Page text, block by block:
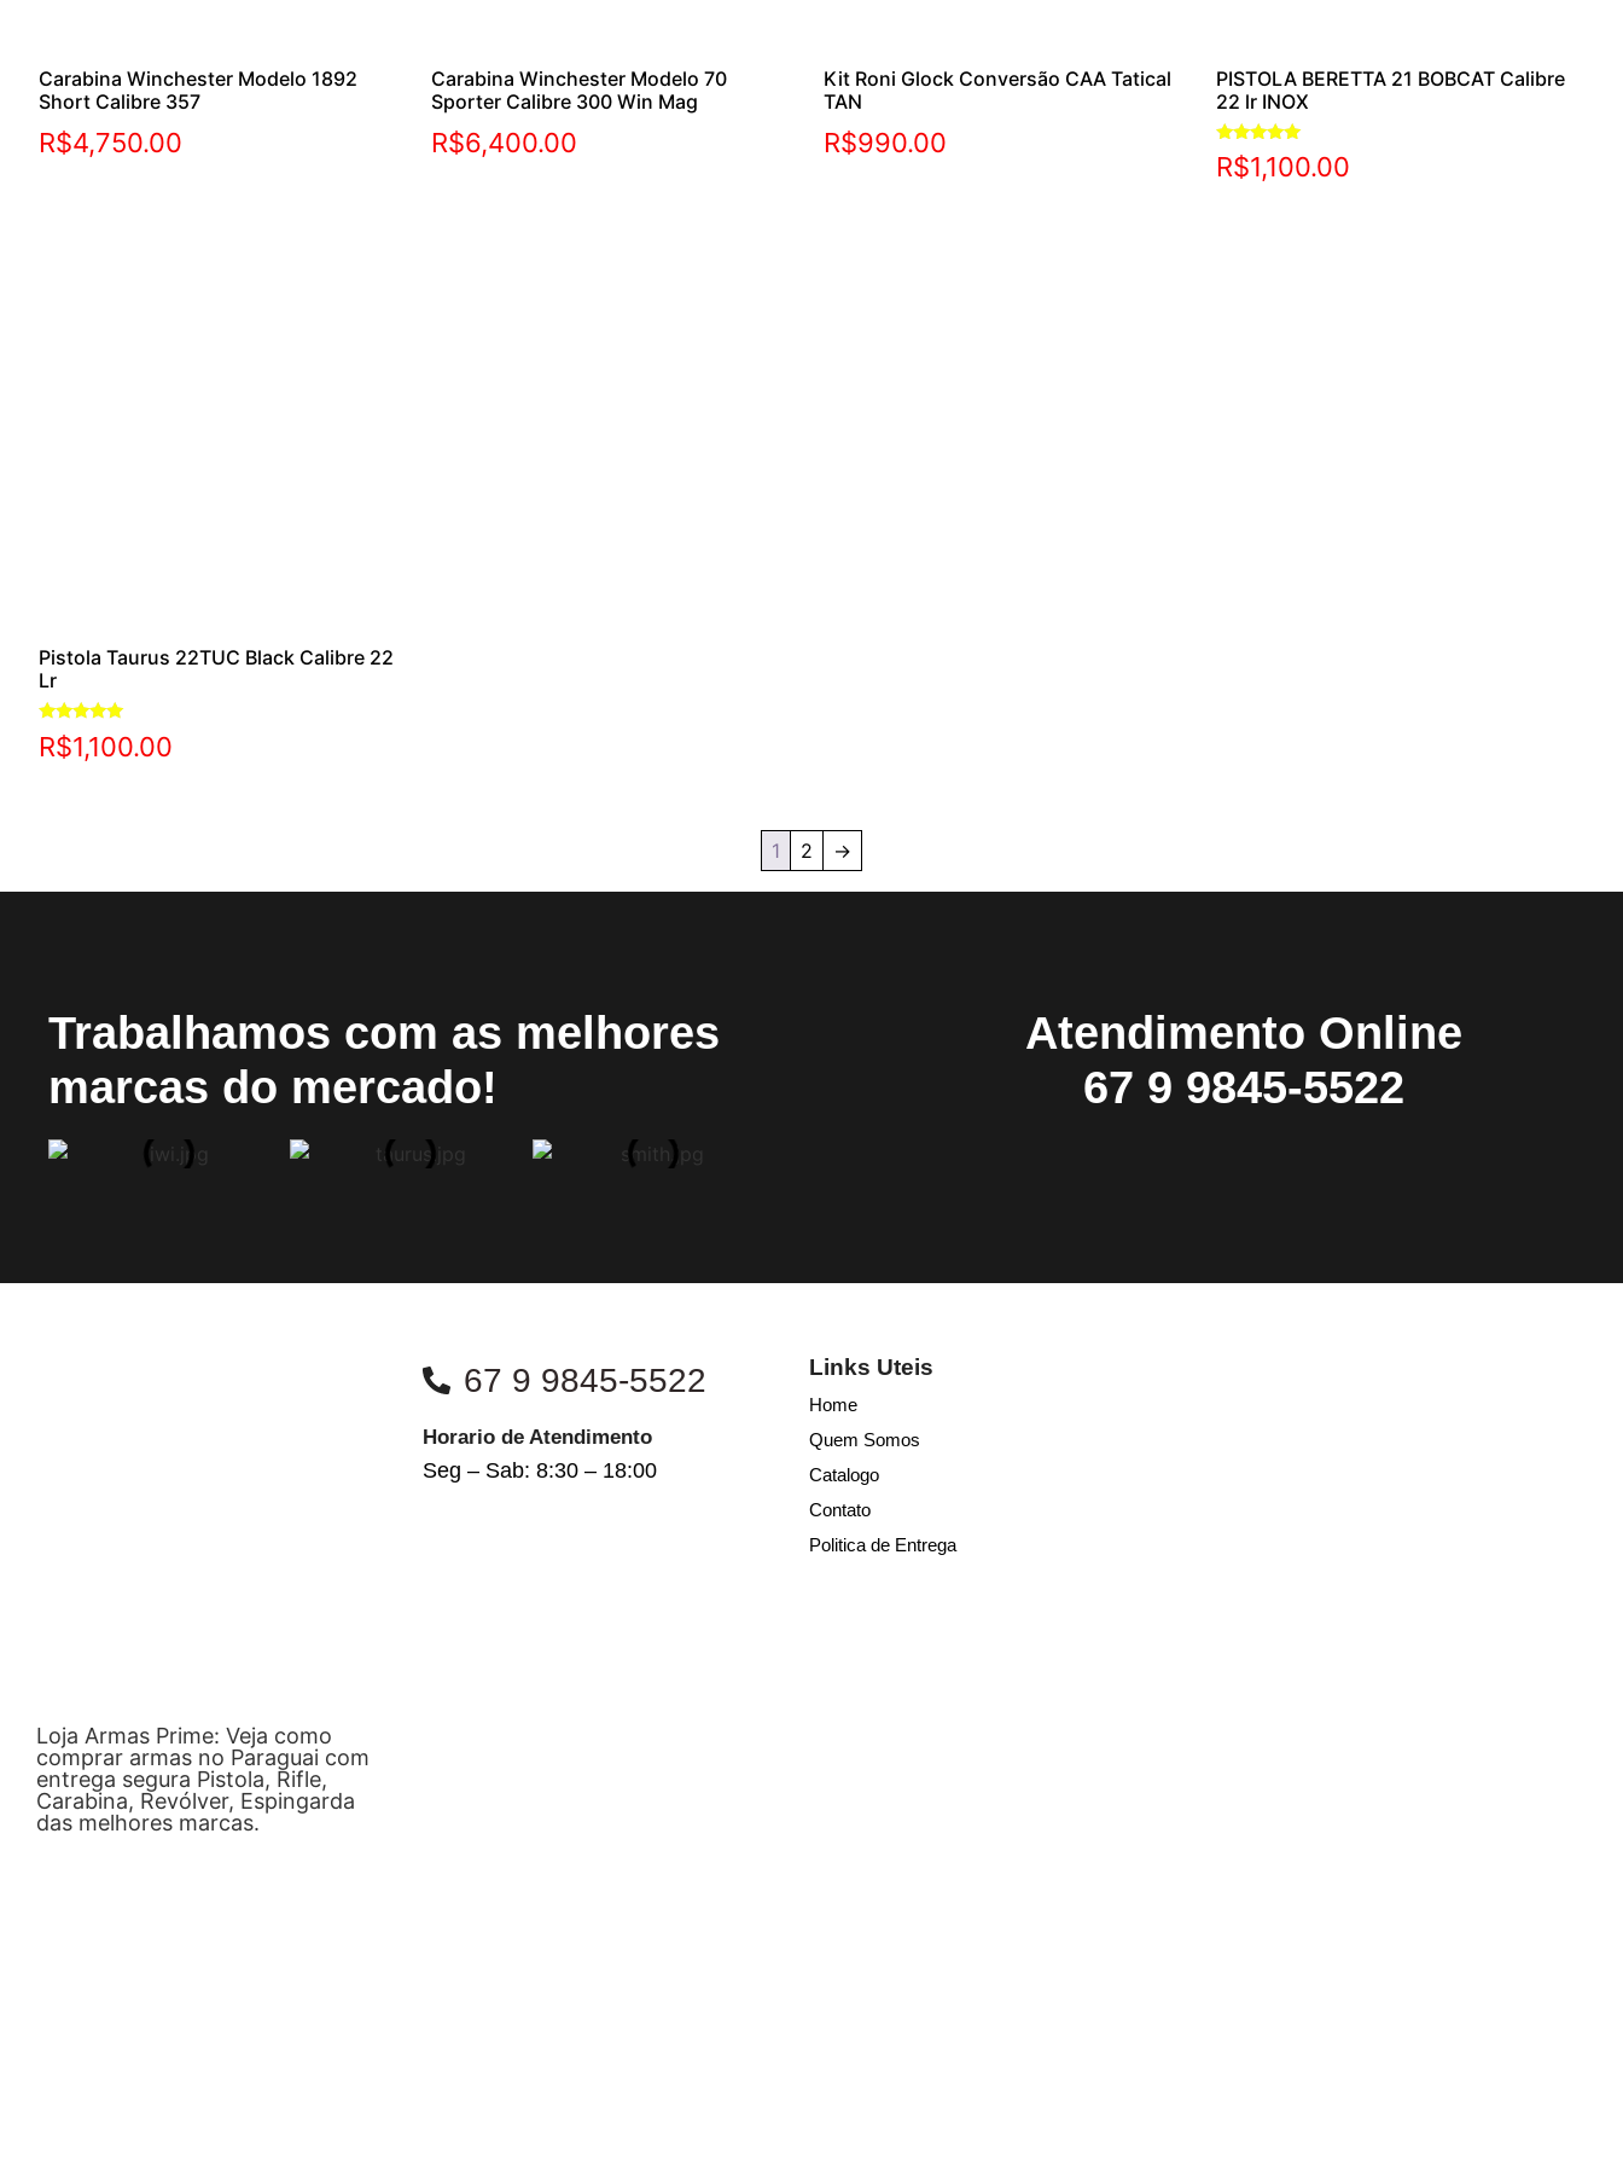
Carabina Winchester Modelo 1892
Short Calibre 357
R$4,750.00
Carabina Winchester Modelo 70
Sporter Calibre 300 Win Mag
R$6,400.00
Kit Roni Glock Conversão CAA Tatical
TAN
R$990.00
PISTOLA BERETTA 21 BOBCAT Calibre
22 lr INOX
Avaliação
5.00
R$1,100.00
Pistola Taurus 22TUC Black Calibre 22
Lr
Avaliação
5.00
R$1,100.00
1 2 →
Trabalhamos com as melhores
marcas do mercado!
Atendimento Online
67 9 9845-5522
Loja Armas Prime: Veja como
comprar armas no Paraguai com
entrega segura Pistola, Rifle,
Carabina, Revólver, Espingarda
das melhores marcas.
67 9 9845-5522
Horario de Atendimento
Seg – Sab: 8:30 – 18:00
Links Uteis
Home
Quem Somos
Catalogo
Contato
Politica de Entrega